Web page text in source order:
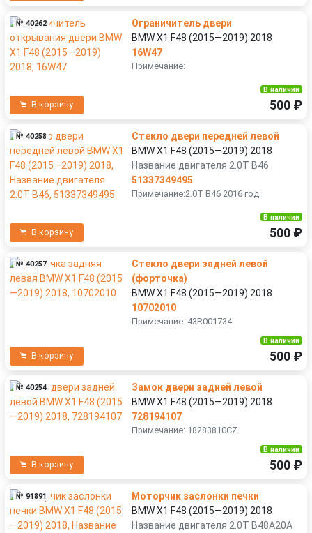
№ 40262
Ограничитель двери
BMW X1 F48 (2015—2019) 2018
16W47
Примечание:
В корзину
В наличии
500 ₽
№ 40258
Стекло двери передней левой
BMW X1 F48 (2015—2019) 2018
Название двигателя 2.0T B46
51337349495
Примечание:2.0T B46 2016 год.
В корзину
В наличии
500 ₽
№ 40257
Стекло двери задней левой
(форточка)
BMW X1 F48 (2015—2019) 2018
10702010
Примечание: 43R001734
В корзину
В наличии
500 ₽
№ 40254
Замок двери задней левой
BMW X1 F48 (2015—2019) 2018
728194107
Примечание: 18283810CZ
В корзину
В наличии
500 ₽
№ 91891
Моторчик заслонки печки
BMW X1 F48 (2015—2019) 2018
Название двигателя 2.0T B48A20A